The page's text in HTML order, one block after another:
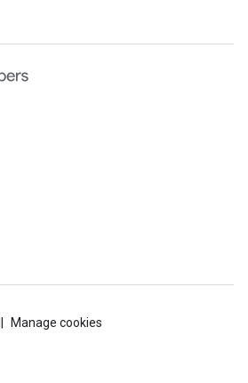
Manage cookies